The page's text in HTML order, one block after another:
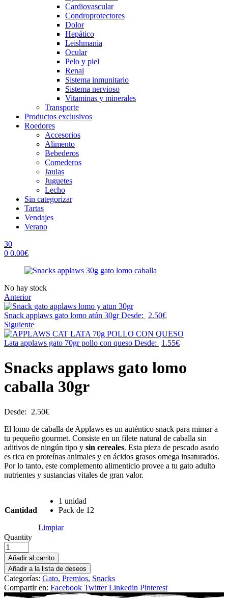
Cardiovascular
Condroprotectores
Dolor
Hepático
Leishmania
Ocular
Pelo y piel
Renal
Sistema inmunitario
Sistema nervioso
Vitaminas y minerales
Transporte
Productos exclusivos
Roedores
Accesorios
Alimento
Bebederos
Comederos
Jaulas
Juguetes
Lecho
Sin categorizar
Tartas
Vendajes
Verano
30
0 0.00€
Availability:
No hay stock
Anterior
Snack applaws gato lomo atún 30gr Desde: 2.50€
Siguiente
Lata applaws gato 70gr pollo con queso Desde: 1.55€
Snacks applaws gato lomo
caballa 30gr
Desde: 2.50€
El lomo de caballa de Applaws es un auténtico snack para mimar a
tu pequeño gourmet. Consiste en un filete natural de caballa sin
aditivos de ningún tipo y sin cereales. Esta pieza de pescado asado
es rica en proteínas animales y en ácidos grasos omega insaturados.
Por lo tanto, este complemento alimenticio provee a tu gato adulto
nutrientes y sustancias vitales de gran valor.
Cantidad
1 unidad
Pack de 12
Limpiar
Quantity
Añadir al carrito
Añadir a la lista de deseos
Categorías: Gato, Premios, Snacks
Compartir en: Facebook Twitter Linkedin Pinterest